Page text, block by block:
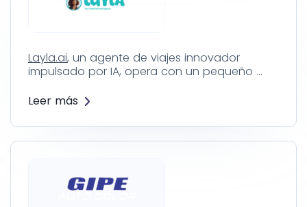
Layla.ai, un agente de viajes innovador
impulsado por IA, opera con un pequeño …
Leer más